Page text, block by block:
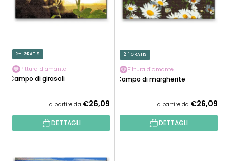
O
R
O
D
O
P
R
O
T
I
2+1 GRATIS
Pittura diamante
Campo di girasoli
a partire da €26,09
DETTAGLI
2+1 GRATIS
Pittura diamante
Campo di margherite
a partire da €26,09
DETTAGLI